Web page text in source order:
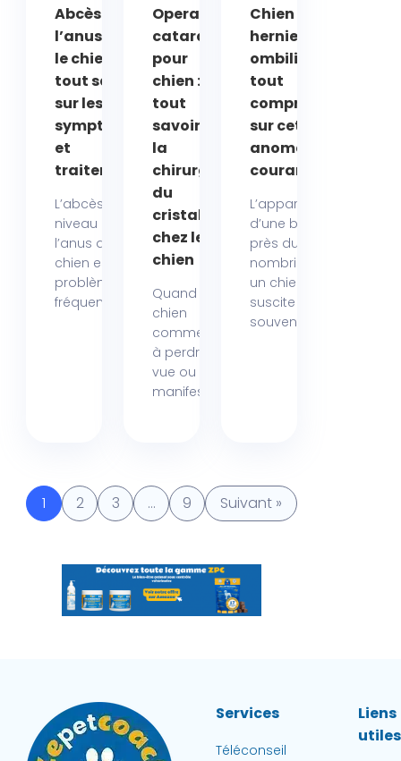
Abcès de
l’anus chez
le chien :
tout savoir
sur les
symptômes
et
traitements
L’abcès au
niveau de
l’anus d’un
chien est un
problème
fréquent...
Operation
cataracte
pour
chien :
tout
savoir sur
la
chirurgie
du
cristallin
chez le
chien
Quand un
chien
commence
à perdre la
vue ou
manifeste...
Chien et
hernie
ombilicale :
tout
comprendre
sur cette
anomalie
courante
L’apparition
d’une boule
près du
nombril chez
un chien
suscite
souvent des...
1 2 3 … 9 Suivant »
Services
Téléconseil
Liens
utiles